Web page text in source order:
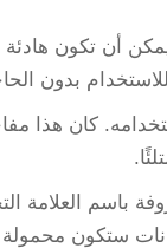
كان هذا
باسم العلامة
ستكون